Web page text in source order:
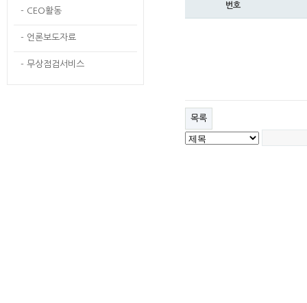
- CEO활동
- 언론보도자료
- 무상점검서비스
번호
목록